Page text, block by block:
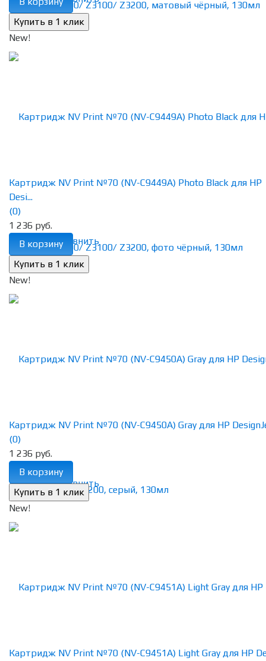
New!
избранное сравнить
Картридж NV Print №70 (NV-C9449A) Photo Black для HP
Desi...
(0)
1 236 руб.
В корзину
New!
избранное сравнить
Картридж NV Print №70 (NV-C9450A) Gray для HP
(0)
1 236 руб.
В корзину
New!
Картридж NV Print №70 (NV-C9451A) Light Gray для HP